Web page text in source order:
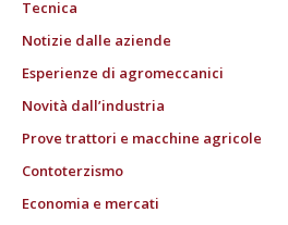
Tecnica
Notizie dalle aziende
Esperienze di agromeccanici
Novità dall’industria
Prove trattori e macchine agricole
Contoterzismo
Economia e mercati